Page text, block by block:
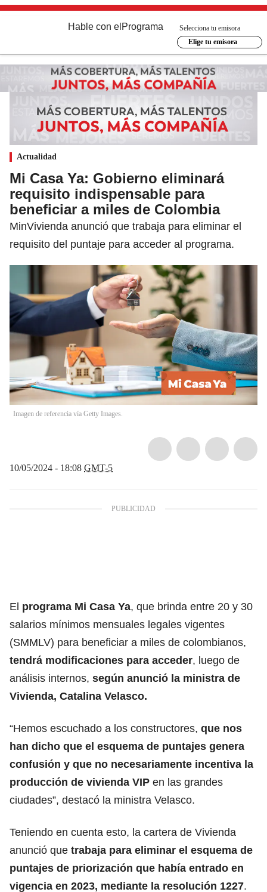
Hable con el Programa
Selecciona tu emisora
Elige tu emisora
Actualidad
Mi Casa Ya: Gobierno eliminará
requisito indispensable para
beneficiar a miles de Colombia
MinVivienda anunció que trabaja para eliminar el
requisito del puntaje para acceder al programa.
Imagen de referencia vía Getty Images.
10/05/2024 - 18:08 GMT-5
El programa Mi Casa Ya, que brinda entre 20 y 30
salarios mínimos mensuales legales vigentes
(SMMLV) para beneficiar a miles de colombianos,
tendrá modificaciones para acceder, luego de
análisis internos, según anunció la ministra de
Vivienda, Catalina Velasco.
“Hemos escuchado a los constructores, que nos
han dicho que el esquema de puntajes genera
confusión y que no necesariamente incentiva la
producción de vivienda VIP en las grandes
ciudades”, destacó la ministra Velasco.
Teniendo en cuenta esto, la cartera de Vivienda
anunció que trabaja para eliminar el esquema de
puntajes de priorización que había entrado en
vigencia en 2023, mediante la resolución 1227.